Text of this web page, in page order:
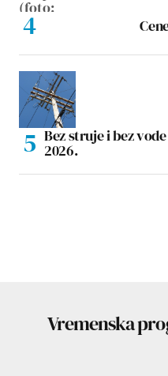
Bez struje i bez
2026.
Vremenska